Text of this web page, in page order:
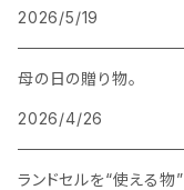
2026/5/19
母の日の贈り物。
2026/4/26
ランドセルを“使える物